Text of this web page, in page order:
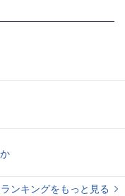
ンキングをもっと見る